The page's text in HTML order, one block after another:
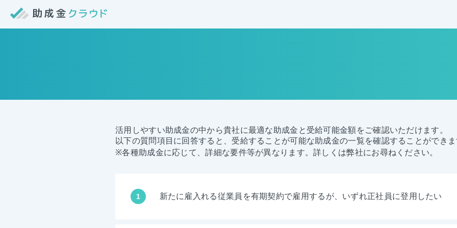
活用しやすい助成金の中から貴社に最適な助成金と受給可能金額をご確認いただけます。
以下の質問項目に回答すると、受給することが可能な助成金の一覧を確認することができ
※各種助成金に応じて、詳細な要件等が異なります。詳しくは弊社にお尋ねください。
1 新たに雇入れる従業員を有期契約で雇用するが、いずれ正社員に登用したい